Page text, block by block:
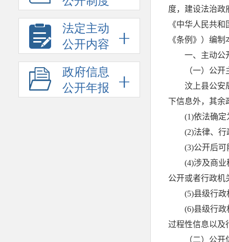
法定主动
公开内容
政府信息
公开年报